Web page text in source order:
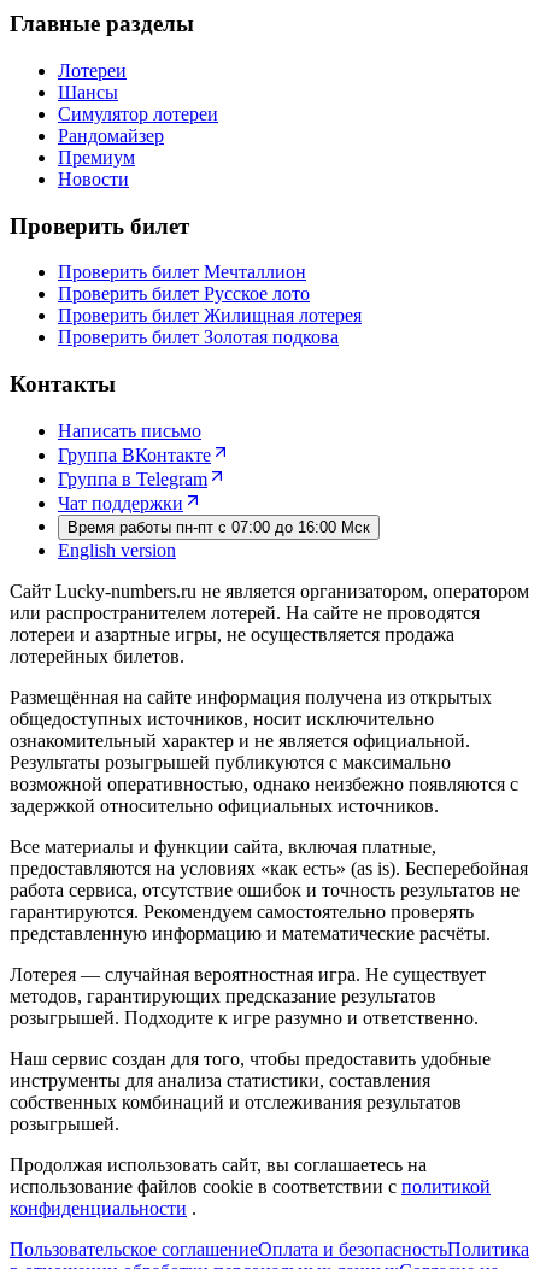
Главные разделы
Лотереи
Шансы
Симулятор лотереи
Рандомайзер
Премиум
Новости
Проверить билет
Проверить билет Мечталлион
Проверить билет Русское лото
Проверить билет Жилищная лотерея
Проверить билет Золотая подкова
Контакты
Написать письмо
Группа ВКонтакте
Группа в Telegram
Чат поддержки
Время работы пн-пт с 07:00 до 16:00 Мск
English version
Сайт Lucky-numbers.ru не является организатором, оператором
или распространителем лотерей. На сайте не проводятся
лотереи и азартные игры, не осуществляется продажа
лотерейных билетов.
Размещённая на сайте информация получена из открытых
общедоступных источников, носит исключительно
ознакомительный характер и не является официальной.
Результаты розыгрышей публикуются с максимально
возможной оперативностью, однако неизбежно появляются с
задержкой относительно официальных источников.
Все материалы и функции сайта, включая платные,
предоставляются на условиях «как есть» (as is). Бесперебойная
работа сервиса, отсутствие ошибок и точность результатов не
гарантируются. Рекомендуем самостоятельно проверять
представленную информацию и математические расчёты.
Лотерея — случайная вероятностная игра. Не существует
методов, гарантирующих предсказание результатов
розыгрышей. Подходите к игре разумно и ответственно.
Наш сервис создан для того, чтобы предоставить удобные
инструменты для анализа статистики, составления
собственных комбинаций и отслеживания результатов
розыгрышей.
Продолжая использовать сайт, вы соглашаетесь на
использование файлов cookie в соответствии с политикой
конфиденциальности .
Пользовательское соглашениеОплата и безопасностьПолитика